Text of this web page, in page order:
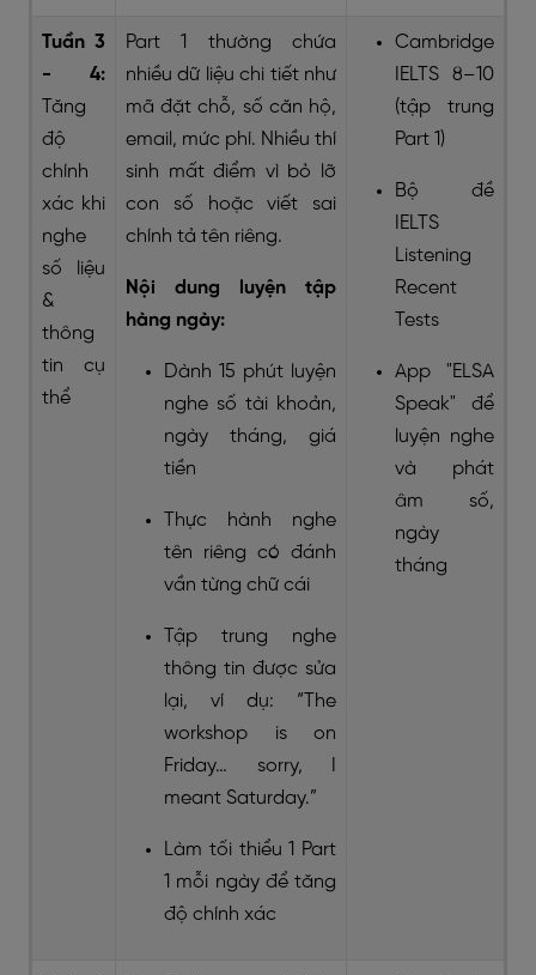
Tuần 3
- 4:
Tăng
độ
chính
xác khi
nghe
số liệu
&
thông
tin cụ
thể
Part 1 thường chứa
nhiều dữ liệu chi tiết như
mã đặt chỗ, số căn hộ,
email, mức phí. Nhiều thí
sinh mất điểm vì bỏ lỡ
con số hoặc viết sai
chính tả tên riêng.
Nội dung luyện tập
hàng ngày:
Dành 15 phút luyện
nghe số tài khoản,
ngày tháng, giá
tiền
Thực hành nghe
tên riêng có đánh
vần từng chữ cái
Tập trung nghe
thông tin được sửa
lại, ví dụ: “The
workshop is on
Friday… sorry, I
meant Saturday.”
Làm tối thiểu 1 Part
1 mỗi ngày để tăng
độ chính xác
Cambridge
IELTS 8–10
(tập trung
Part 1)
Bộ đề
IELTS
Listening
Recent
Tests
App "ELSA
Speak" để
luyện nghe
và phát
âm số,
ngày
tháng